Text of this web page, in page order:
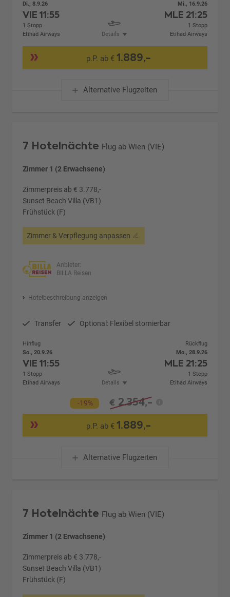
Di., 8.9.26
VIE11:55
1 Stopp
Etihad Airways
Details
Mi., 16.9.26
MLE 21:25
1 Stopp
Etihad Airways
p.P. ab €1.889,-
Alternative Flugzeiten
7 Hotelnächte Flug ab Wien (VIE)
Zimmer 1 (2 Erwachsene)
Zimmerpreis ab € 3.778,-
Sunset Beach Villa (VB1)
Frühstück (F)
Zimmer & Verpflegung anpassen
Anbieter:
BILLA Reisen
Hotelbeschreibung anzeigen
Transfer Optional: Flexibel stornierbar
Hinflug
So., 20.9.26
VIE11:55
1 Stopp
Etihad Airways
Details
Rückflug
Mo., 28.9.26
MLE 21:25
1 Stopp
Etihad Airways
-19% € 2.354,-
p.P. ab €1.889,-
Alternative Flugzeiten
7 Hotelnächte Flug ab Wien (VIE)
Zimmer 1 (2 Erwachsene)
Zimmerpreis ab € 3.778,-
Sunset Beach Villa (VB1)
Frühstück (F)